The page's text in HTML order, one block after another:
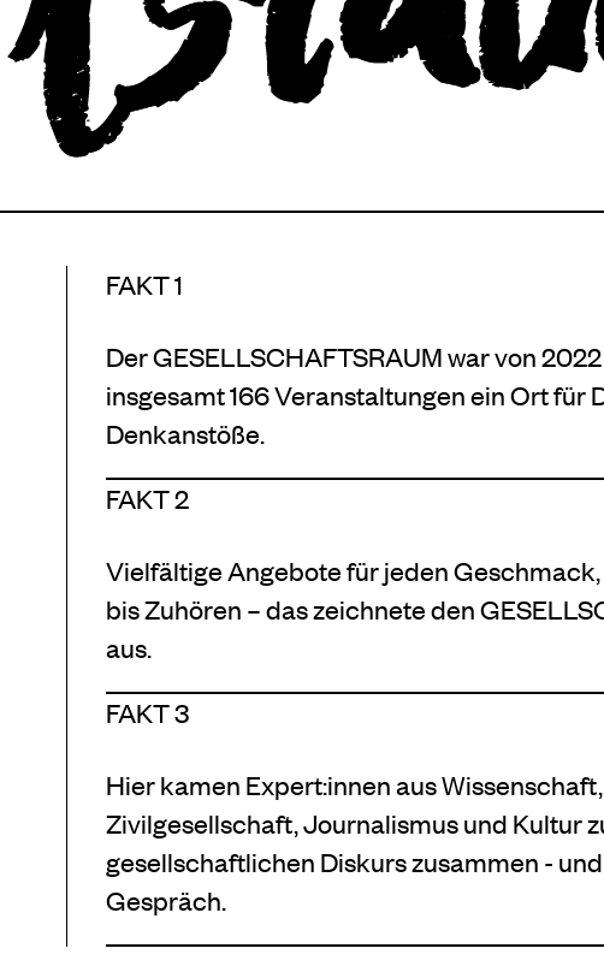
FAKT 1
Der GESELLSCHAFTSRAUM war von
insgesamt 166 Veranstaltungen ein Ort für
Denkanstöße.
FAKT 2
Vielfältige Angebote für jeden
bis Zuhören – das zeichnete den
aus.
FAKT 3
Hier kamen Expert:innen aus Wissenschaft,
Zivilgesellschaft, Journalismus und Kultur
gesellschaftlichen Diskurs zusammen -
Gespräch.